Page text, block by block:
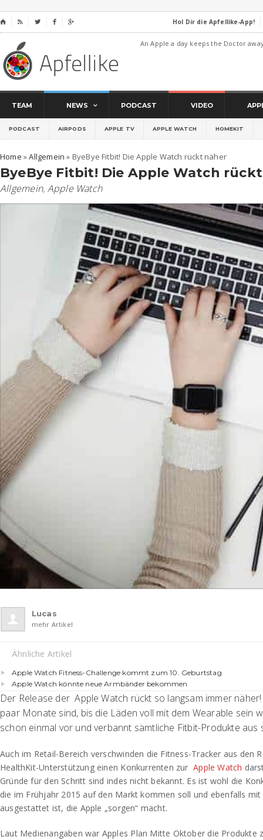
⌂     Hol Dir die Apfellike-App!
An Apple a day keeps the Doctor
TEAM NEWS PODCAST VIDEO
PODCAST AIRPODS APPLE TV APPLE WATCH HOMEKIT
Home »Allgemein » ByeBye Fitbit! Die Apple Watch rückt näher
ByeBye Fitbit! Die Apple Watch
Allgemein, Apple Watch
Lucas
mehr Artikel
Ähnliche Artikel
Apple Watch Fitness-Challenge kommt zum 10. Geburtstag
Apple Watch könnte neue Armbänder bekommen
Der Release der Apple Watch rückt so langsam immer
paar Monate sind, bis die Läden voll mit dem Wearable sein
schon einmal vor und verbannt sämtliche Fitbit-Produkte aus
Auch im Retail-Bereich verschwinden die Fitness-Tracker aus den
HealthKit-Unterstützung einen Konkurrenten zurApple Watch
Gründe für den Schritt sind indes nicht bekannt. Es ist wohl die
die im Frühjahr 2015 auf den Markt kommen soll und ebenfalls
ausgestattet ist, die Apple „sorgen“ macht.
Laut Medienangaben war Apples Plan Mitte Oktober die Produkte